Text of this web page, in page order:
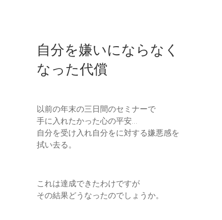
自分を嫌いにならなく
なった代償
以前の年末の三日間のセミナーで
手に入れたかった心の平安…
自分を受け入れ自分をに対する嫌悪感を
拭い去る。
これは達成できたわけですが
その結果どうなったのでしょうか。